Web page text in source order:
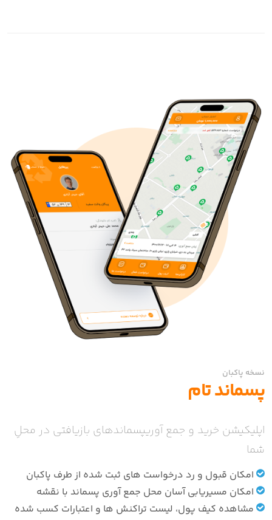
نسخه پاکبان
پسماند تام
اپلیکیشن خرید و جمع آوریپسماندهای بازیافتی در محلِ
شما
امکان قبول و رد درخواست های ثبت شده از طرف پاکبان
امکان مسیریابی آسان محل جمع آوری پسماند با نقشه
مشاهده کیف پول، لیست تراکنش ها و اعتبارات کسب شده